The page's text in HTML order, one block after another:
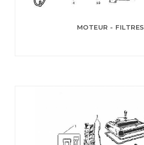
MOTEUR - FILTRES